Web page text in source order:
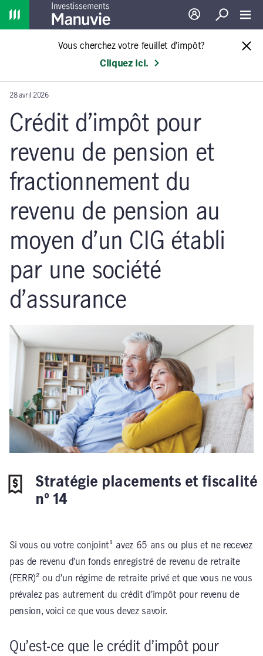
Home
Ouverture de
Recherche
Vous cherchez votre feuillet d’impôt?
Cliquez ici.
28 avril 2026
Crédit d’impôt pour
revenu de pension et
fractionnement du
revenu de pension au
moyen d’un CIG établi
par une société
d’assurance
Stratégie placements et fiscalité
nº 14
Si vous ou votre conjoint¹ avez 65 ans ou plus et ne recevez
pas de revenu d’un fonds enregistré de revenu de retraite
(FERR)² ou d’un régime de retraite privé et que vous ne vous
prévalez pas autrement du crédit d’impôt pour revenu de
pension, voici ce que vous devez savoir.
Qu’est-ce que le crédit d’impôt pour